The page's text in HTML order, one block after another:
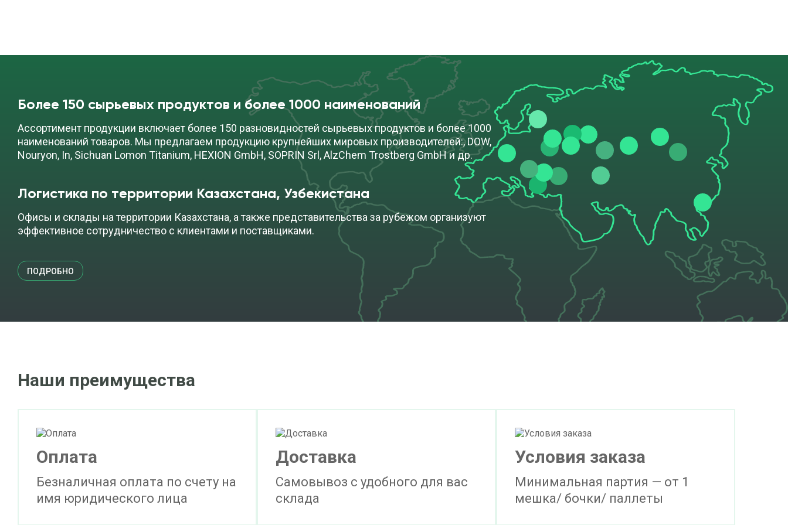
Более 150 сырьевых продуктов и более 1000 наименований
Ассортимент продукции включает более 150 разновидностей сырьевых продуктов и более 1000
наименований товаров. Мы предлагаем продукцию крупнейших мировых производителей:, DOW,
Nouryon, In, Sichuan Lomon Titanium, HEXION GmbH, SOPRIN Srl, AlzChem Trostberg GmbH и др.
Логистика по территории Казахстана, Узбекистана
Офисы и склады на территории Казахстана, а также представительства за рубежом организуют
эффективное сотрудничество с клиентами и поставщиками.
ПОДРОБНО
Наши преимущества
Оплата
Безналичная оплата по счету на
имя юридического лица
Доставка
Самовывоз с удобного для вас
склада
Условия заказа
Минимальная партия — от 1
мешка/ бочки/ паллеты